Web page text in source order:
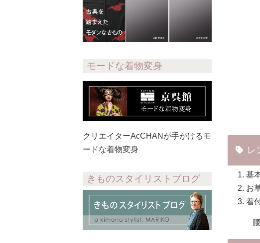
レ
基
お
着
モードな着物変身
クリエイターAcCHANが手がけるモ
ードな着物変身
きものスタイリストブログ